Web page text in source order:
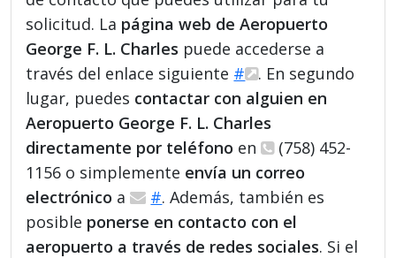
solicitud. La página web de Aeropuerto
George F. L. Charles puede accederse a
través del enlace siguiente #
. En segundo
lugar, puedes contactar con alguien en
Aeropuerto George F. L. Charles
directamente por teléfono en
(758) 452-
1156 o simplemente envía un correo
electrónico a #. Además, también es
posible ponerse en contacto con el
aeropuerto a través de redes sociales. Si el